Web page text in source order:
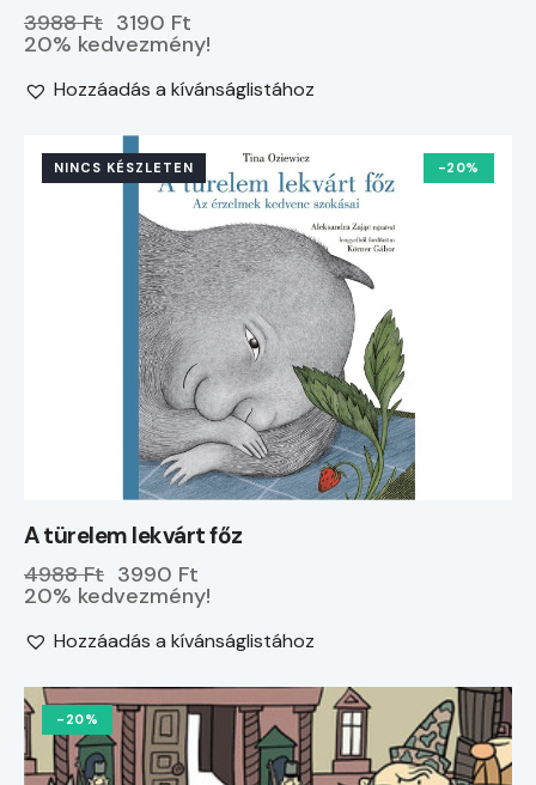
3988 Ft 3190 Ft
20% kedvezmény!
Hozzáadás a kívánságlistához
NINCS KÉSZLETEN -20%
A türelem lekvárt főz
4988 Ft 3990 Ft
20% kedvezmény!
Hozzáadás a kívánságlistához
-20%